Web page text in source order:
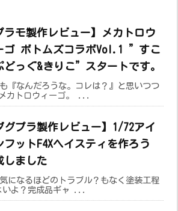
ラモ製作レビュー】メカトロウ
ゴ ボトムズコラボVol.1 ”すこ
どっぐ&きりこ”スタートです。
『なんだろうな。コレは？』と思いつつ
カトロウィーゴ。 ...
グプラ製作レビュー】1/72アイ
フットF4Xヘイスティを作ろう
しました
になるほどのトラブル？もなく塗装工程
いよ？完成品ギャ ...